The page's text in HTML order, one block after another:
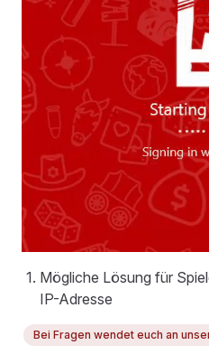
Mögliche Lösung für
IP-Adresse
Bei Fragen wendet euch an